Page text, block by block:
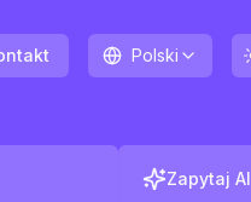
Polski
Zapytaj AI